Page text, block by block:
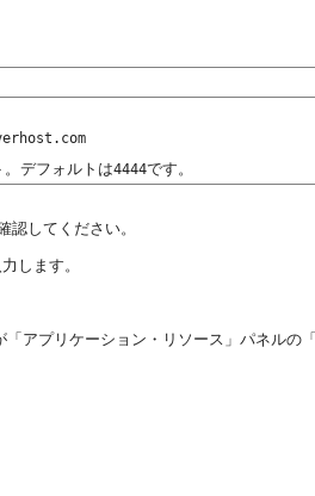
デフォルトは4444です。
認してください。
します。
アプリケーション・リソース」パネルの